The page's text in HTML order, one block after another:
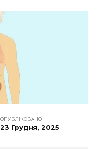
ОПУБЛІКОВАНО
23 Грудня, 2025